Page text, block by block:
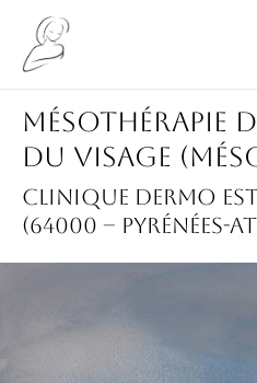
contenu
Mésothérapie
du visage
Clinique dermo
(64000 –